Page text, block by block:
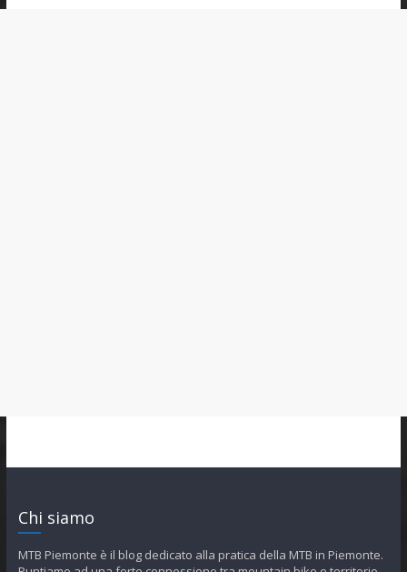
Chi siamo
MTB Piemonte è il blog dedicato alla pratica della MTB in Piemonte.